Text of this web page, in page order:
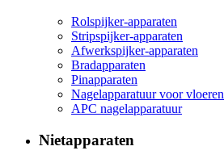
Rolspijker-apparaten
Stripspijker-apparaten
Afwerkspijker-apparaten
Bradapparaten
Pinapparaten
Nagelapparatuur voor vloeren
APC nagelapparatuur
Nietapparaten